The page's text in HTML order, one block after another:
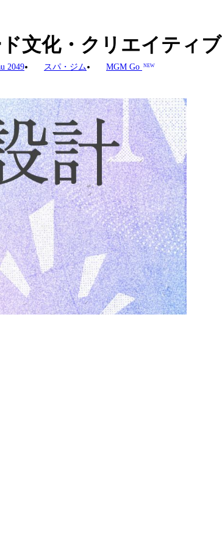
2049 スパ・ジム MGM Go NEW
文化・クリエイティ
リエイティブデザイン人材育成」は、海上シル
に、マカオを文化交流の拠点として位置づけ
師陣のもと、「理論＋フィールドスタデ
・泉州・広州・マカオで実施され、Poly
、国際的視野を備えた学際的人材の育成